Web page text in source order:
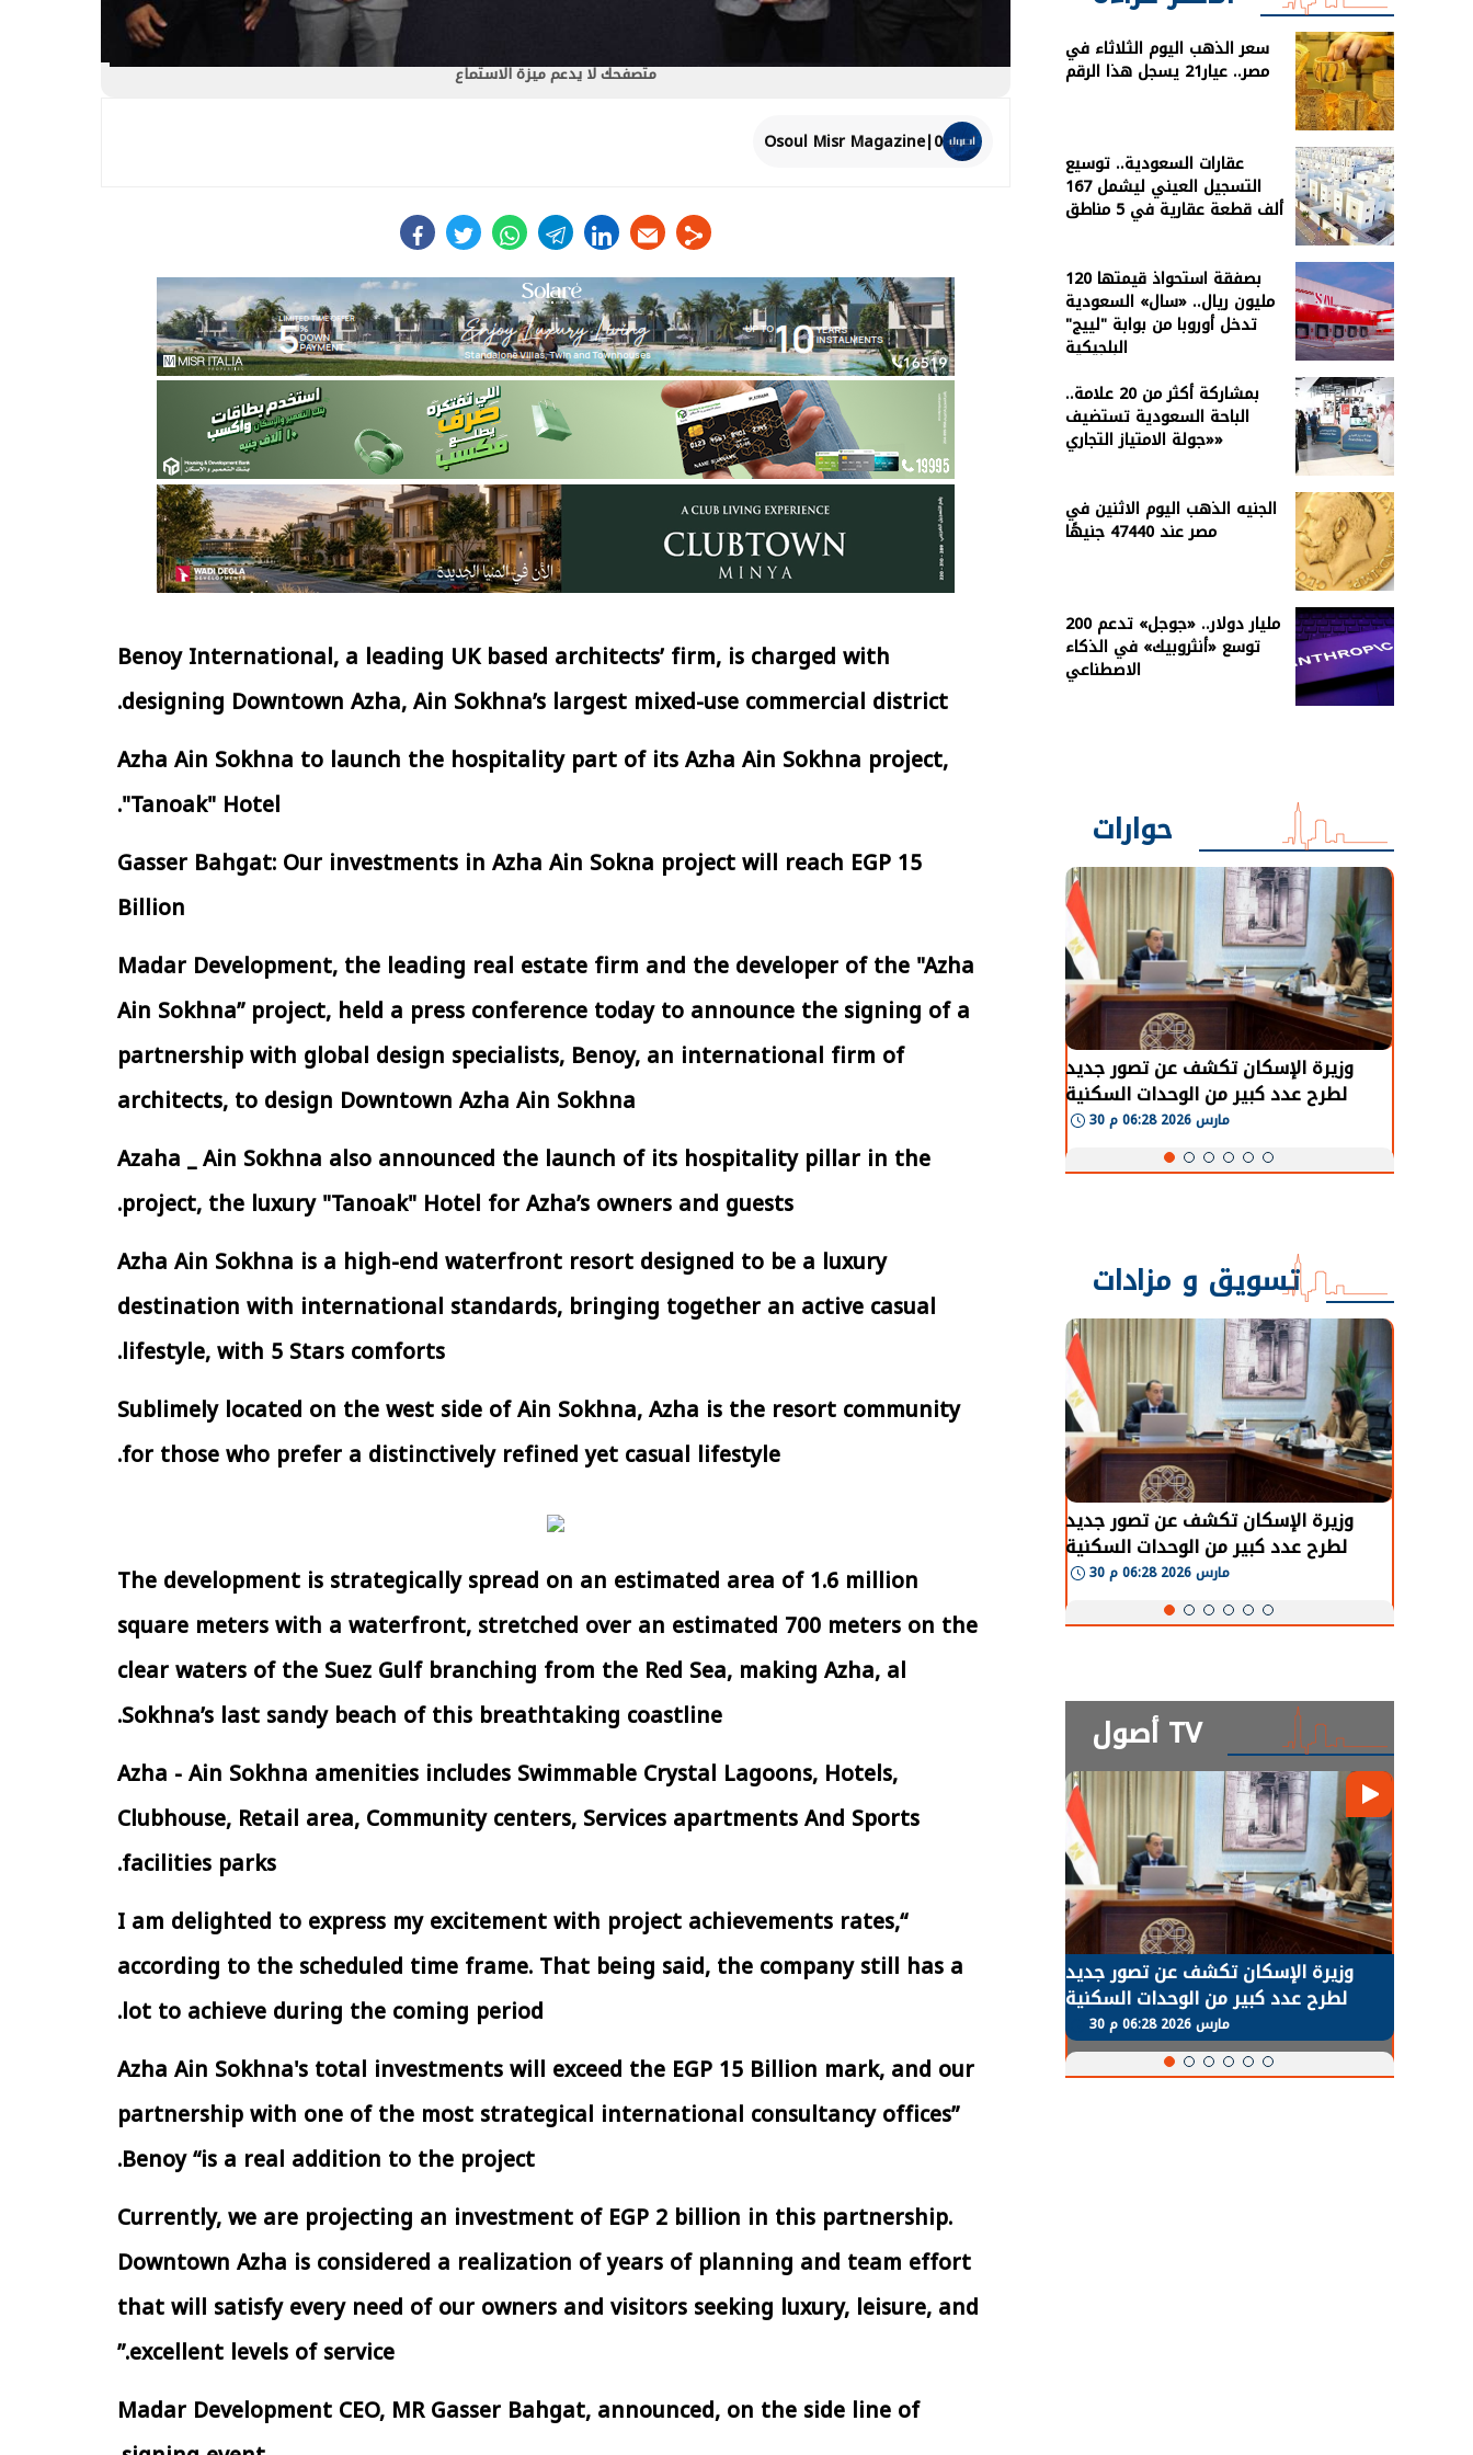
متصفحك لا يدعم ميزة الاستماع
0|Osoul Misr Magazine
facebooktwitterwhatstelegramlinkedin
Benoy International, a leading UK based architects’ firm, is charged with
designing Downtown Azha, Ain Sokhna’s largest mixed-use commercial district.
Azha Ain Sokhna to launch the hospitality part of its Azha Ain Sokhna project,
"Tanoak" Hotel.
Gasser Bahgat: Our investments in Azha Ain Sokna project will reach EGP 15
Billion
Madar Development, the leading real estate firm and the developer of the "Azha
Ain Sokhna” project, held a press conference today to announce the signing of a
partnership with global design specialists, Benoy, an international firm of
architects, to design Downtown Azha Ain Sokhna
Azaha _ Ain Sokhna also announced the launch of its hospitality pillar in the
project, the luxury "Tanoak" Hotel for Azha’s owners and guests.
Azha Ain Sokhna is a high-end waterfront resort designed to be a luxury
destination with international standards, bringing together an active casual
lifestyle, with 5 Stars comforts.
Sublimely located on the west side of Ain Sokhna, Azha is the resort community
for those who prefer a distinctively refined yet casual lifestyle.
The development is strategically spread on an estimated area of 1.6 million
square meters with a waterfront, stretched over an estimated 700 meters on the
clear waters of the Suez Gulf branching from the Red Sea, making Azha, al
Sokhna’s last sandy beach of this breathtaking coastline.
Azha - Ain Sokhna amenities includes Swimmable Crystal Lagoons, Hotels,
Clubhouse, Retail area, Community centers, Services apartments And Sports
facilities parks.
“I am delighted to express my excitement with project achievements rates,
according to the scheduled time frame. That being said, the company still has a
lot to achieve during the coming period.
Azha Ain Sokhna's total investments will exceed the EGP 15 Billion mark, and our
partnership with one of the most strategical international consultancy offices”
Benoy “is a real addition to the project.
Currently, we are projecting an investment of EGP 2 billion in this partnership.
Downtown Azha is considered a realization of years of planning and team effort
that will satisfy every need of our owners and visitors seeking luxury, leisure, and
excellent levels of service.”
Madar Development CEO, MR Gasser Bahgat, announced, on the side line of
سعر الذهب اليوم الثلاثاء في
مصر.. عيار21 يسجل هذا الرقم
عقارات السعودية.. توسيع
التسجيل العيني ليشمل 167
ألف قطعة عقارية في 5 مناطق
بصفقة استحواذ قيمتها 120
مليون ريال.. «سال» السعودية
تدخل أوروبا من بوابة "لييج"
البلجيكية
بمشاركة أكثر من 20 علامة..
الباحة السعودية تستضيف
«جولة الامتياز التجاري»
الجنيه الذهب اليوم الاثنين في
مصر عند 47440 جنيهًا
200 مليار دولار.. «جوجل» تدعم
توسع «أنثروبيك» في الذكاء
الاصطناعي
حوارات
الرئيس السيسي: تداعيات خطيرة على
الاقتصاد العالمي وأسعار الوقود حال
استمرار الأزمة في الشرق الأوسط
رئيس الوزراء يتابع الإجراءات الخاصة
بتنفيذ التوجيهات الرئاسية بطرح وحدات
افتتاح «إيجبس 2026» بحضور دولي وزيرة الإسكان تكشف عن تصور جديد
لطرح عدد كبير من الوحدات السكنية
بنظام الإيجار 30 مارس 2026 06:28 م
تسويق و مزادات
استمرار الأزمة في الشرق الأوسط
30 مارس 2026 05:06 م
رئيس الوزراء يتابع الإجراءات الخاصة
سكنية بالإيجار للمواطنين
30 مارس 2026 04:40 م بوصفها مركزًا إقليميًّا للطاقة
30 مارس 2026 03:59 م
وزيرة الإسكان تكشف عن تصور جديد
لطرح عدد كبير من الوحدات السكنية
بنظام الإيجار 30 مارس 2026 06:28 م
أصول TV
الرئيس السيسي: تداعيات خطيرة على
الاقتصاد العالمي وأسعار الوقود حال
استمرار الأزمة في الشرق الأوسط
30 مارس 2026 05:06 م
رئيس الوزراء يتابع الإجراءات الخاصة
بتنفيذ التوجيهات الرئاسية بطرح وحدات
سكنية بالإيجار للمواطنين
30 مارس 2026 04:40 م
افتتاح «إيجبس 2026» بحضور دولي وزيرة الإسكان تكشف عن تصور جديد
لطرح عدد كبير من الوحدات السكنية
بنظام الإيجار 30 مارس 2026 06:28 م